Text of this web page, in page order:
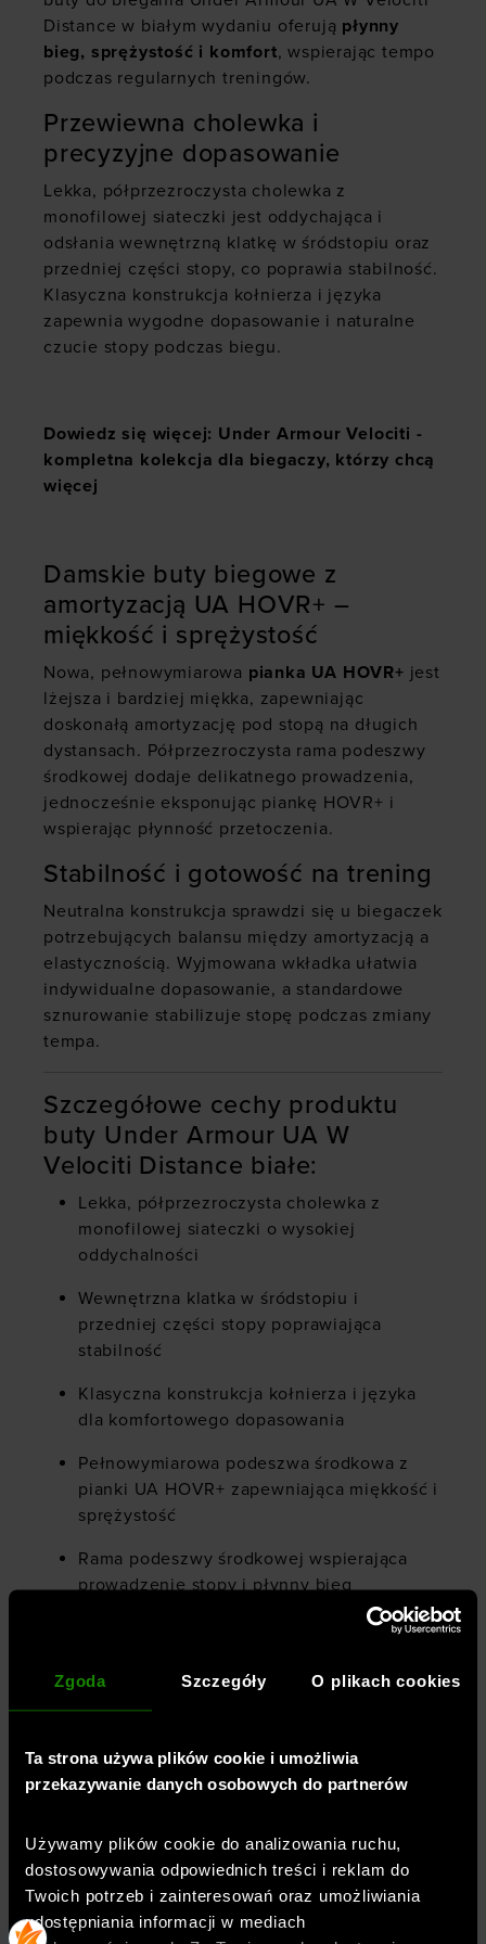
Zgoda Szczegóły O plikach cookies
Ta strona używa plików cookie i umożliwia
przekazywanie danych osobowych do partnerów
Używamy plików cookie do analizowania ruchu,
dostosowywania odpowiednich treści i reklam do
Twoich potrzeb i zainteresowań oraz umożliwiania
udostępniania informacji w mediach
Distance w białym wydaniu oferują płynny
bieg, sprężystość i komfort, wspierając tempo
podczas regularnych treningów.
Przewiewna cholewka i
precyzyjne dopasowanie
Lekka, półprzezroczysta cholewka z
monofilowej siateczki jest oddychająca i
odsłania wewnętrzną klatkę w śródstopiu oraz
przedniej części stopy, co poprawia stabilność.
Klasyczna konstrukcja kołnierza i języka
zapewnia wygodne dopasowanie i naturalne
czucie stopy podczas biegu.
Dowiedz się więcej: Under Armour Velociti -
kompletna kolekcja dla biegaczy, którzy chcą
więcej
Damskie buty biegowe z
amortyzacją UA HOVR+ –
miękkość i sprężystość
Nowa, pełnowymiarowa pianka UA HOVR+ jest
lżejsza i bardziej miękka, zapewniając
doskonałą amortyzację pod stopą na długich
dystansach. Półprzezroczysta rama podeszwy
środkowej dodaje delikatnego prowadzenia,
jednocześnie eksponując piankę HOVR+ i
wspierając płynność przetoczenia.
Stabilność i gotowość na trening
Neutralna konstrukcja sprawdzi się u biegaczek
potrzebujących balansu między amortyzacją a
elastycznością. Wyjmowana wkładka ułatwia
indywidualne dopasowanie, a standardowe
sznurowanie stabilizuje stopę podczas zmiany
tempa.
Szczegółowe cechy produktu
buty Under Armour UA W
Velociti Distance białe:
Lekka, półprzezroczysta cholewka z
monofilowej siateczki o wysokiej
oddychalności
Wewnętrzna klatka w śródstopiu i
przedniej części stopy poprawiająca
stabilność
Klasyczna konstrukcja kołnierza i języka
dla komfortowego dopasowania
Pełnowymiarowa podeszwa środkowa z
pianki UA HOVR+ zapewniająca miękkość i
sprężystość
Rama podeszwy środkowej wspierająca
prowadzenie stopy i płynny bieg
Konstrukcja neutralna dla równowagi
Drop: 6 mm
materiał syntetyczny
Podeszwa: 100% guma